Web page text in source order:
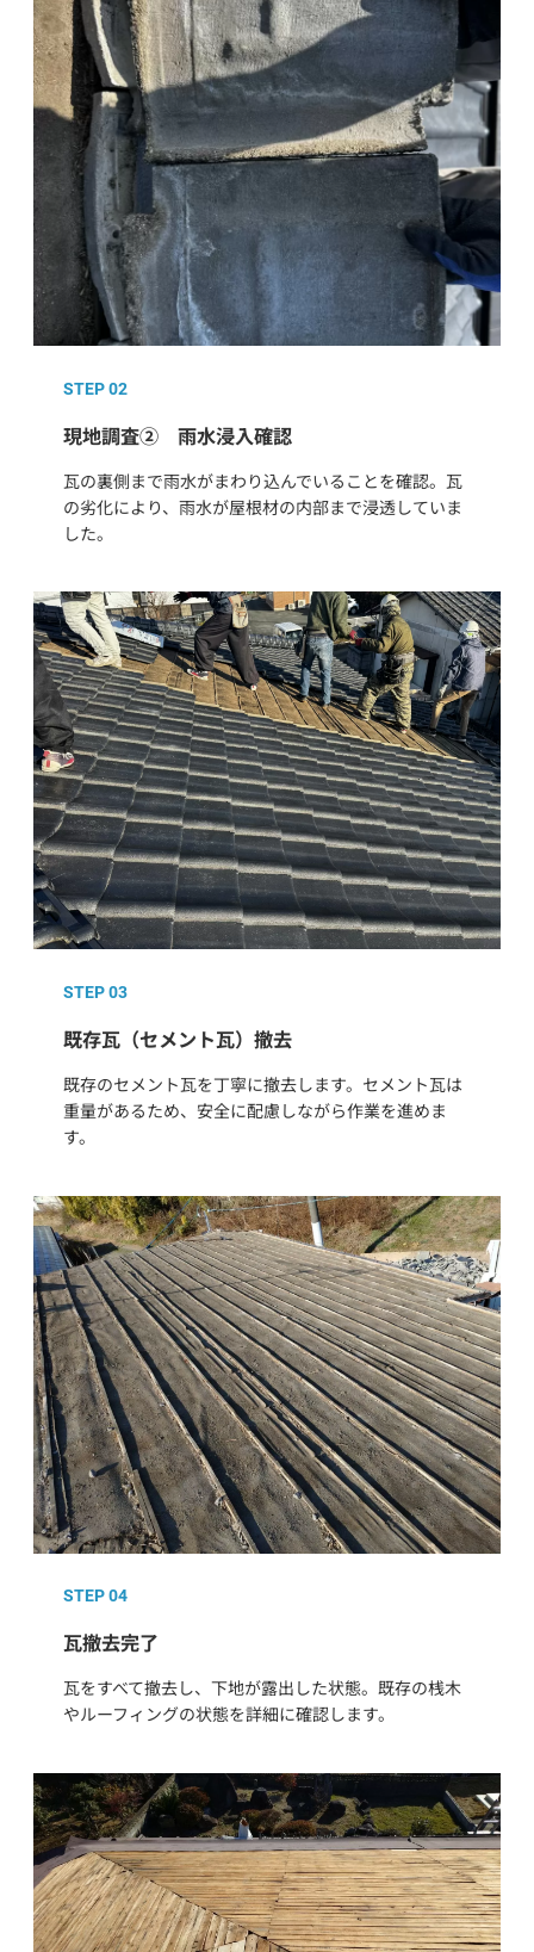
STEP 02
現地調査② 雨水浸入確認
瓦の裏側まで雨水がまわり込んでいることを確認。瓦
の劣化により、雨水が屋根材の内部まで浸透していま
した。
STEP 03
既存瓦（セメント瓦）撤去
既存のセメント瓦を丁寧に撤去します。セメント瓦は
重量があるため、安全に配慮しながら作業を進めま
す。
STEP 04
瓦撤去完了
瓦をすべて撤去し、下地が露出した状態。既存の桟木
やルーフィングの状態を詳細に確認します。